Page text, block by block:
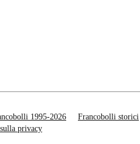
1995-2026 Francobolli storici
privacy